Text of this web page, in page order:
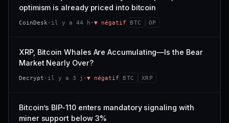
CONFIANCE
VAR. 7 J VAR. 30 J
CONFIANCE
momentum 24 h dégradé (+0,0 %), volume 24 h atone
(0,9 % de sa capitalisation échangés).
538 M$ 4,7 M$
−2,9 % −1,9 %
−50,0 % #93
optimism is already priced into bitcoin
CoinDesk · il y a 44 h · ▼ négatif BTC OP
XRP, Bitcoin Whales Are Accumulating—Is the Bear
Market Nearly Over?
Decrypt · il y a 3 j · ▼ négatif BTC XRP
Bitcoin’s BIP-110 enters mandatory signaling with
miner support below 3%